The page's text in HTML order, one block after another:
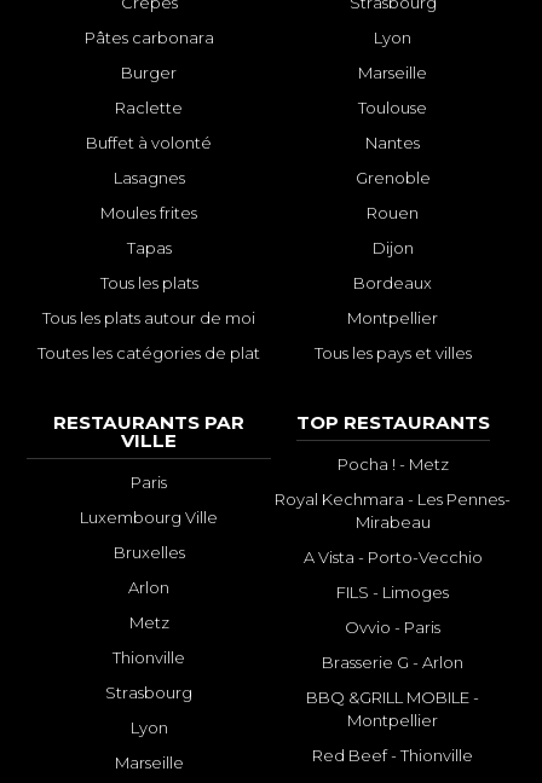
Pâtes carbonara
Burger
Raclette
Buffet à volonté
Lasagnes
Moules frites
Tapas
Tous les plats
Tous les plats autour de moi
Toutes les catégories de plat
Lyon
Marseille
Toulouse
Nantes
Grenoble
Rouen
Dijon
Bordeaux
Montpellier
Tous les pays et villes
RESTAURANTS PAR
VILLE
Paris
Luxembourg Ville
Bruxelles
Arlon
Metz
Thionville
Strasbourg
Lyon
Marseille
TOP RESTAURANTS
Pocha ! - Metz
Royal Kechmara - Les Pennes-
Mirabeau
A Vista - Porto-Vecchio
FILS - Limoges
Ovvio - Paris
Brasserie G - Arlon
BBQ &GRILL MOBILE -
Montpellier
Red Beef - Thionville